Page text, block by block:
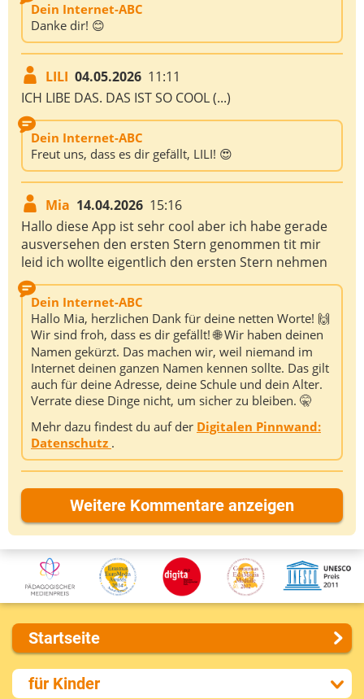
Dein Internet-ABC
Danke dir! 😊
LILI 04.05.2026 11:11
ICH LIBE DAS. DAS IST SO COOL (...)
Dein Internet-ABC
Freut uns, dass es dir gefällt, LILI! 😍
Mia 14.04.2026 15:16
Hallo diese App ist sehr cool aber ich habe gerade
ausversehen den ersten Stern genommen tit mir
leid ich wollte eigentlich den ersten Stern nehmen
Dein Internet-ABC
Hallo Mia, herzlichen Dank für deine netten Worte! 🙌
Wir sind froh, dass es dir gefällt! 🌐 Wir haben deinen
Namen gekürzt. Das machen wir, weil niemand im
Internet deinen ganzen Namen kennen sollte. Das gilt
auch für deine Adresse, deine Schule und dein Alter.
Verrate diese Dinge nicht, um sicher zu bleiben. 🤫
Mehr dazu findest du auf der Digitalen Pinnwand:
Datenschutz .
Weitere Kommentare anzeigen
Startseite
Über uns
für Kinder